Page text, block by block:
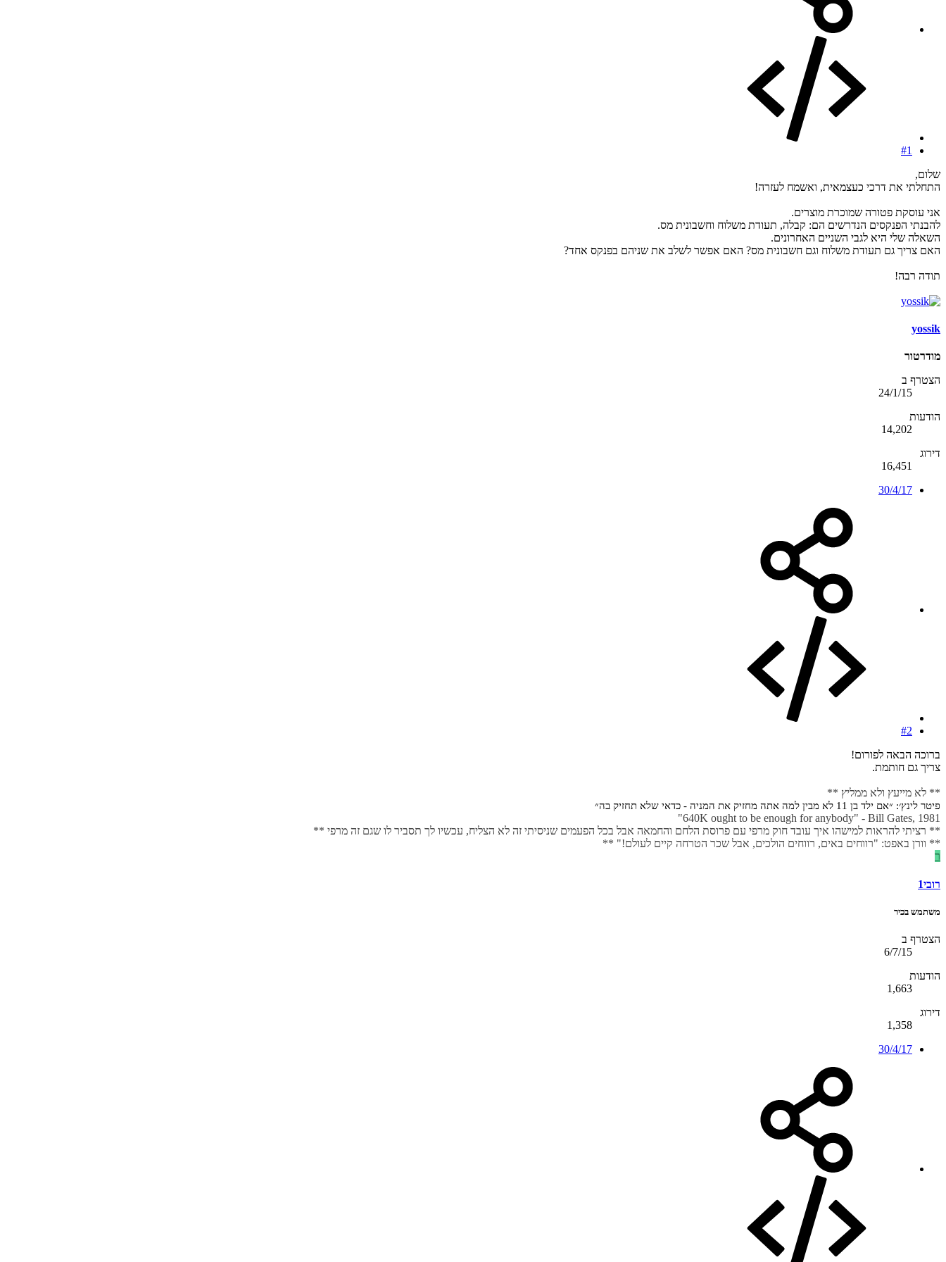
#1
שלום,
התחלתי את דרכי כעצמאית, ואשמח לעזרה!
אני עוסקת פטורה שמוכרת מוצרים.
להבנתי הפנקסים הנדרשים הם: קבלה, תעודת משלוח וחשבונית מס.
השאלה שלי היא לגבי השניים האחרונים.
האם צריך גם תעודת משלוח וגם חשבונית מס? האם אפשר לשלב את שניהם בפנקס אחד?
תודה רבה!
yossik
מודרטור
הצטרף ב
24/1/15
הודעות
14,202
דירוג
16,451
30/4/17
#2
ברוכה הבאה לפורום!
צריך גם חותמת.
** לא מייעץ ולא ממליץ **
פיטר לינץ׳: ״אם ילד בן 11 לא מבין למה אתה מחזיק את המניה - כדאי שלא תחזיק בה״
640K ought to be enough for anybody" - Bill Gates, 1981"
** רציתי להראות למישהו איך עובד חוק מרפי עם פרוסת הלחם והחמאה אבל בכל הפעמים שניסיתי זה לא הצליח, עכשיו לך תסביר לו שגם זה מרפי **
** וורן באפט: "רווחים באים, רווחים הולכים, אבל שכר הטרחה קיים לעולם!" **
ר
רובי1
משתמש בכיר
הצטרף ב
6/7/15
הודעות
1,663
דירוג
1,358
30/4/17